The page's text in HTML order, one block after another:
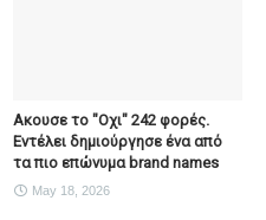
Ακουσε το "Οχι" 242 φορές.
Εντέλει δημιούργησε ένα από
τα πιο επώνυμα brand names
May 18, 2026